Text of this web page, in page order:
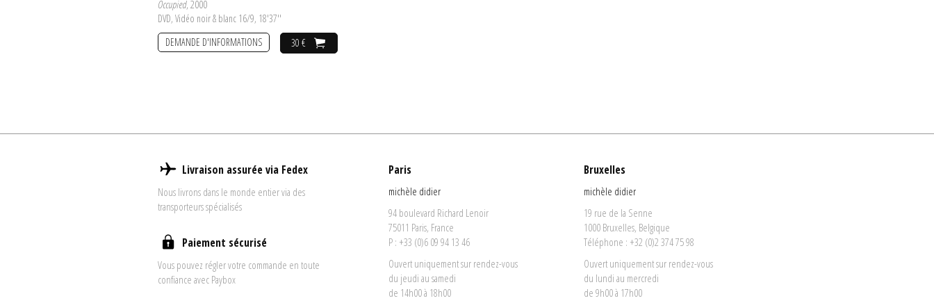
Occupied, 2000
DVD, Vidéo noir & blanc 16/9, 18'37''
30 €
DEMANDE D'INFORMATIONS
Livraison assurée via Fedex
Nous livrons dans le monde entier via des
transporteurs spécialisés
Paiement sécurisé
Vous pouvez régler votre commande en toute
confiance avec Paybox
Paris
michèle didier
94 boulevard Richard Lenoir
75011 Paris, France
P : +33 (0)6 09 94 13 46
Ouvert uniquement sur rendez-vous
du jeudi au samedi
de 14h00 à 18h00
Bruxelles
michèle didier
19 rue de la Senne
1000 Bruxelles, Belgique
Téléphone : +32 (0)2 374 75 98
Ouvert uniquement sur rendez-vous
du lundi au mercredi
de 9h00 à 17h00